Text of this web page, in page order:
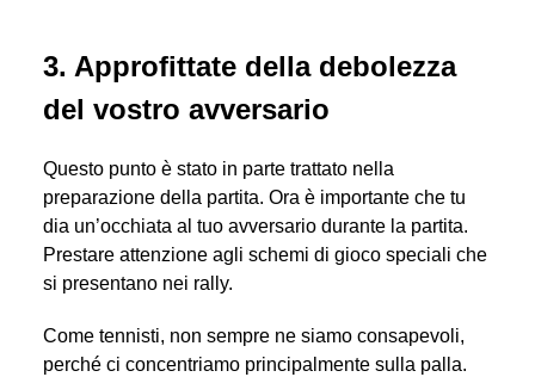
3. Approfittate della debolezza
del vostro avversario
Questo punto è stato in parte trattato nella
preparazione della partita. Ora è importante che tu
dia un’occhiata al tuo avversario durante la partita.
Prestare attenzione agli schemi di gioco speciali che
si presentano nei rally.
Come tennisti, non sempre ne siamo consapevoli,
perché ci concentriamo principalmente sulla palla.